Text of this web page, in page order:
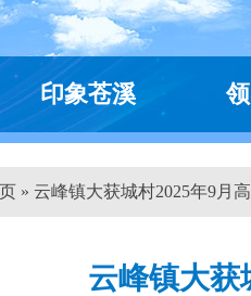
印象苍溪
» 云峰镇大获城村2025年9月
云峰镇大获